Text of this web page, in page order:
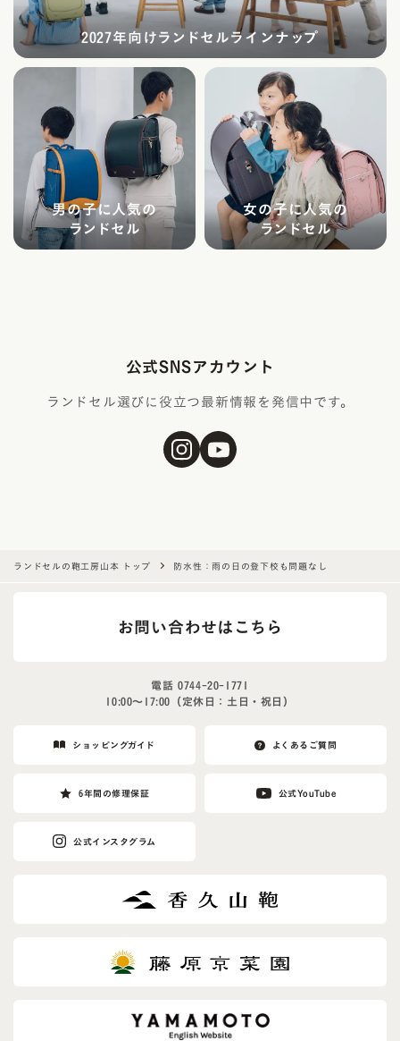
2027年向けランドセルラインナップ
男の子に人気の
ランドセル
女の子に人気の
ランドセル
公式SNSアカウント
ランドセル選びに役立つ最新情報を発信中です。
ランドセルの鞄工房山本 トップ 防水性：雨の日の登下校も問題なし
お問い合わせはこちら
電話0744-20-1771
10:00〜17:00（定休日：土日・祝日）
ショッピングガイド よくあるご質問
6年間の修理保証 公式YouTube
公式インスタグラム